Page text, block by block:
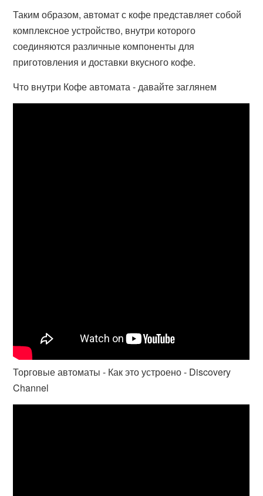
Таким образом, автомат с кофе представляет собой
комплексное устройство, внутри которого
соединяются различные компоненты для
приготовления и доставки вкусного кофе.
Что внутри Кофе автомата - давайте заглянем
Торговые автоматы - Как это устроено - Discovery
Channel